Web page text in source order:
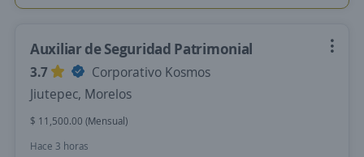
Auxiliar de Seguridad Patrimonial
3.7
Corporativo Kosmos
Jiutepec, Morelos
$ 11,500.00 (Mensual)
Hace 3 horas